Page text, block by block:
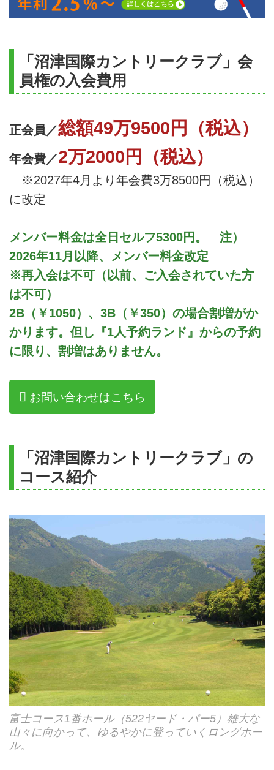
「沼津国際カントリークラブ」会
員権の入会費用
正会員／総額49万9500円（税込）
年会費／2万2000円（税込）
※2027年4月より年会費3万8500円（税込）
に改定
メンバー料金は全日セルフ5300円。 注）
2026年11月以降、メンバー料金改定
※再入会は不可（以前、ご入会されていた方
は不可）
2B（￥1050）、3B（￥350）の場合割増がか
かります。但し『1人予約ランド』からの予約
に限り、割増はありません。
お問い合わせはこちら
「沼津国際カントリークラブ」の
コース紹介
富士コース1番ホール（522ヤード・パー5）雄大な
山々に向かって、ゆるやかに登っていくロングホー
ル。